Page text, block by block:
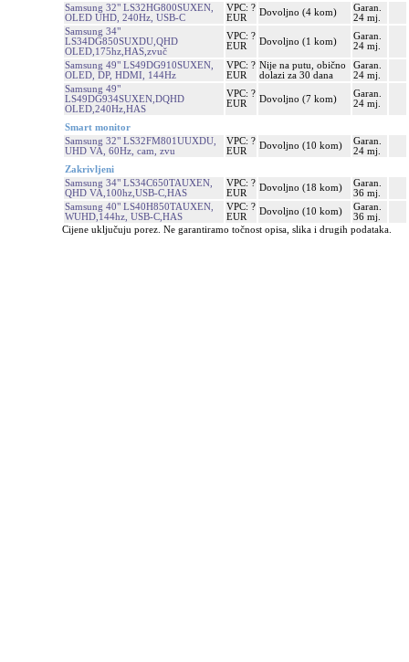
Samsung 32" LS32HG800SUXEN,
OLED UHD, 240Hz, USB-C
VPC: ?
EUR
Dovoljno (4 kom)
Garan.
24 mj.
Samsung 34"
LS34DG850SUXDU,QHD
OLED,175hz,HAS,zvuč
VPC: ?
EUR
Dovoljno (1 kom)
Garan.
24 mj.
Samsung 49" LS49DG910SUXEN,
OLED, DP, HDMI, 144Hz
VPC: ?
EUR
Nije na putu, obično
dolazi za 30 dana
Garan.
24 mj.
Samsung 49"
LS49DG934SUXEN,DQHD
OLED,240Hz,HAS
VPC: ?
EUR
Dovoljno (7 kom)
Garan.
24 mj.
Smart monitor
Samsung 32" LS32FM801UUXDU,
UHD VA, 60Hz, cam, zvu
VPC: ?
EUR
Dovoljno (10 kom)
Garan.
24 mj.
Zakrivljeni
Samsung 34" LS34C650TAUXEN,
QHD VA,100hz,USB-C,HAS
VPC: ?
EUR
Dovoljno (18 kom)
Garan.
36 mj.
Samsung 40" LS40H850TAUXEN,
WUHD,144hz, USB-C,HAS
VPC: ?
EUR
Dovoljno (10 kom)
Garan.
36 mj.
Cijene uključuju porez. Ne garantiramo točnost opisa, slika i drugih podataka.